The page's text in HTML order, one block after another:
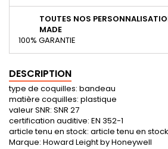
TOUTES NOS
MADE
100% GARANTIE
DESCRIPTION
type de coquilles: bandeau
matière coquilles: plastique
valeur SNR: SNR 27
certification auditive: EN 352-1
article tenu en stock: article tenu en stock
Marque: Howard Leight by Honeywell